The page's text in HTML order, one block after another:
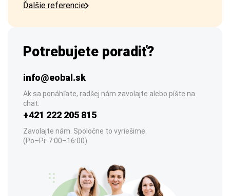
Ďalšie referencie
Potrebujete poradiť?
info@eobal.sk
Ak sa ponáhľate, radšej nám zavolajte alebo píšte na
chat.
+421 222 205 815
Zavolajte nám. Spoločne to vyriešime.
(Po–Pi: 7:00–16:00)